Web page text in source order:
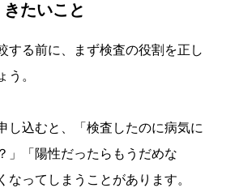
きたいこと
する前に、まず検査の役割を正し
う。
し込むと、「検査したのに病気に
」「陽性だったらもうだめな
なってしまうことがあります。